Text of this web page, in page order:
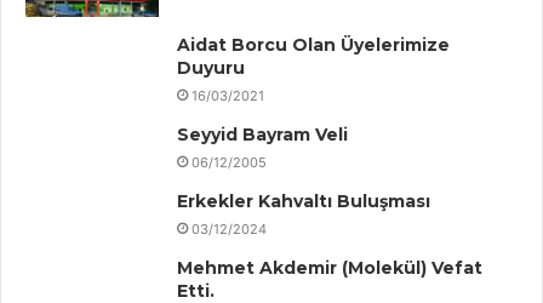
Aidat Borcu Olan Üyelerimize
Duyuru
16/03/2021
Seyyid Bayram Veli
06/12/2005
Erkekler Kahvaltı Buluşması
03/12/2024
Mehmet Akdemir (Molekül) Vefat
Etti.